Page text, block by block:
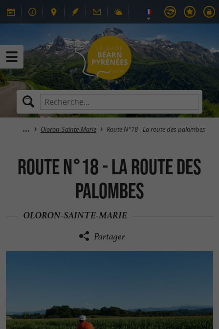
Oloron-Sainte-Marie Route N°18 - La route des palombes
Route N°18 - La route des
palombes
OLORON-SAINTE-MARIE
Partager